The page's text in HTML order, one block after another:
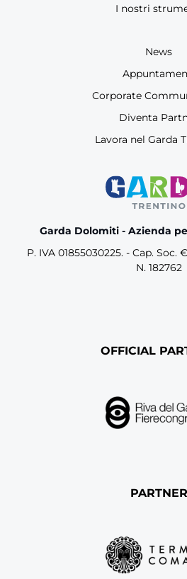
Garda Dolomiti - Azienda
P. IVA 01855030225. - Cap. Soc.
N. 182762
I nostri
News
Corporate
Diventa
Lavora nel Garda
OFFICIAL
PARTNER